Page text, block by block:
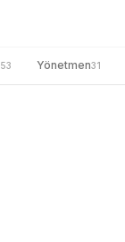
53 Yönetmen31